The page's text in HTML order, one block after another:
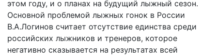
этом году, и о планах на будущий лыжный сезон.
Основной проблемой лыжных гонок в России
В.А.Логинов считает отсутствие единства среди
российских лыжников и тренеров, которое
негативно сказывается на результатах всей